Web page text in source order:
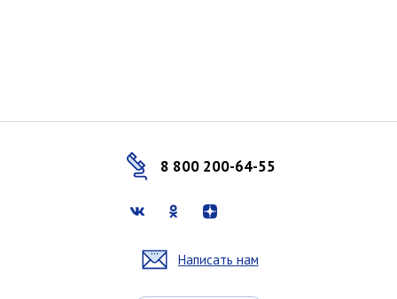
8 800 200-64-55
Написать нам